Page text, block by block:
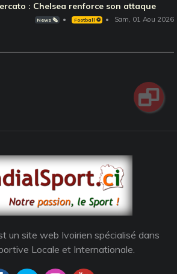
: Chelsea renforce son attaque
News 🗞️ Football ⚽️ Sam, 01 Aou 2026
un site web Ivoirien spécialisé dans
Locale et Internationale.